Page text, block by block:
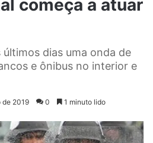
começa a atuar
dias uma onda de
e ônibus no interior e
de 2019 0 1 minuto lido